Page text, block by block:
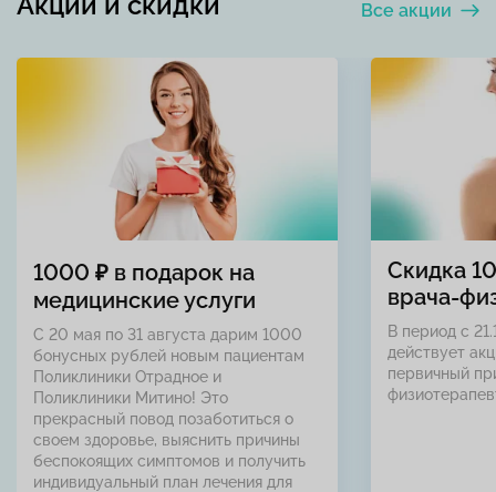
Все акции
1000 ₽ в подарок на
медицинские услуги
С 20 мая по 31 августа дарим 1000
бонусных рублей новым пациентам
Поликлиники Отрадное и
Поликлиники Митино! Это
прекрасный повод позаботиться о
своем здоровье, выяснить причины
беспокоящих симптомов и получить
индивидуальный план лечения для
Скидка
врача-
В период с
действует
первичный